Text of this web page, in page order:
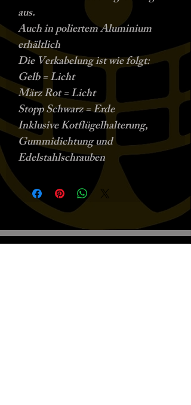
aus.
Auch in poliertem Aluminium
erhältlich
Die Verkabelung ist wie folgt:
Gelb = Licht
März Rot = Licht
Stopp Schwarz = Erde
Inklusive Kotflügelhalterung,
Gummidichtung und
Edelstahlschrauben